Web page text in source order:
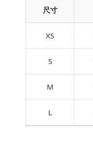
尺寸
XS
S
M
L